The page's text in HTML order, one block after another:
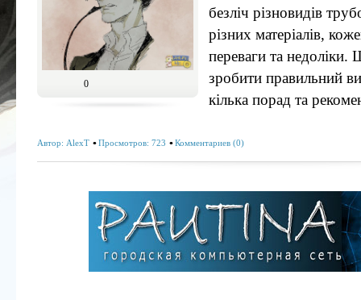
0
безліч різновидів
різних матеріалів,
переваги та
зробити правильний
кілька порад та
Автор: AlexT Просмотров: 723 Комментариев (0)